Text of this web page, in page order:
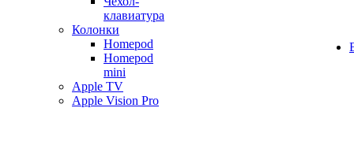
клавиатура
Колонки
Homepod
Homepod
mini
Apple TV
Apple Vision Pro